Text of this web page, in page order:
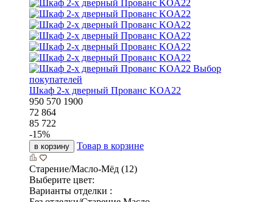
Выбор
покупателей
Шкаф 2-х дверный Прованс KOA22
950 570 1900
72 864
85 722
-15%
в корзину Товар в корзине
Старение/Масло-Мёд (12)
Выберите цвет:
Варианты отделки :